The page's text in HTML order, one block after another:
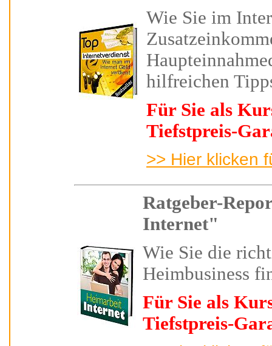
Wie Sie im
hilfreichen
Für Sie als
Tiefstpreis-
>> Hier klicken
Ratgeber-
Internet"
Wie Sie die
Heimbusiness
Für Sie als
Tiefstpreis-